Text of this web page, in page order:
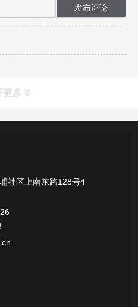
更多
社区上南东路128号4